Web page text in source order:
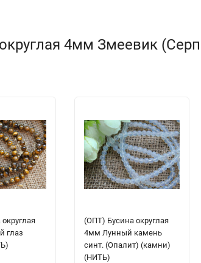
4мм Змеевик
глаз
(ОПТ) Бусина округлая
4мм Лунный камень
синт. (Опалит) (камни)
(НИТЬ)